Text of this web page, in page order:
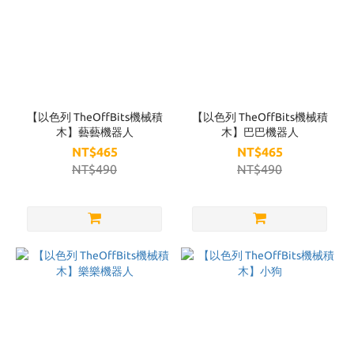
【以色列 TheOffBits機械積
木】藝藝機器人
NT$465
NT$490
【以色列 TheOffBits機械積
木】巴巴機器人
NT$465
NT$490